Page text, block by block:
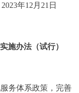
视频北京
2023年12月21日
施办法（试行）
务体系政策，完善